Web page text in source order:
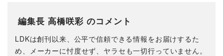
編集長 高橋咲彩 のコメント
LDKは創刊以来、公平で信頼できる情報をお届けするた
め、メーカーに忖度せず、ヤラセも一切行っていません。